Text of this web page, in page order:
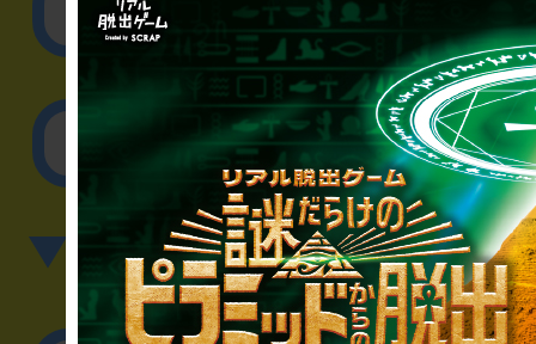
取材に関するお
その他のご相談／
▼英語、中国語でのお問